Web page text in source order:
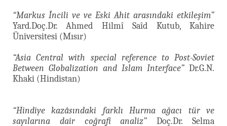
“Markus İncili ve ve Eski Ahit arasındaki etkileşim”
Yard.Doç.Dr. Ahmed Hilmî Saîd Kutub, Kahire
Üniversitesi (Mısır)
“Asia Central with special reference to Post-Soviet
Between Globalization and Islam Interface” Dr.G.N.
Khaki (Hindistan)
“Hindiye kazâsındaki farklı Hurma ağacı tür ve
sayılarına dair coğrafi analiz” Doç.Dr. Selma